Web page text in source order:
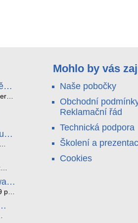
a
a
ze
Mohlo by vás
Naše pobočky
Obchodní
Reklamační řád
Technická podpora
Školení a
Cookies